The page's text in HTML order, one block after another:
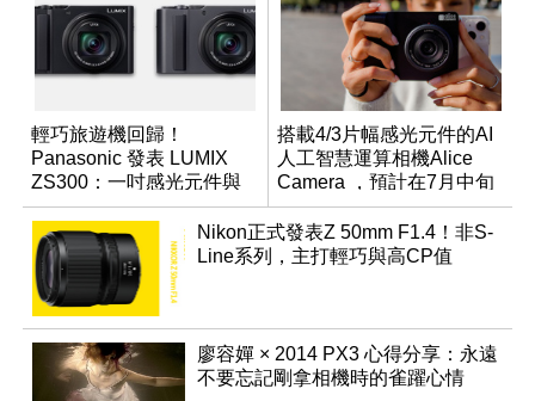
輕巧旅遊機回歸！
Panasonic 發表 LUMIX
ZS300：一吋感光元件與
15 倍光學變焦
搭載4/3片幅感光元件的AI
人工智慧運算相機Alice
Camera ，預計在7月中旬
開始交貨！
Nikon正式發表Z 50mm F1.4！非S-
Line系列，主打輕巧與高CP值
廖容嬋 × 2014 PX3 心得分享：永遠
不要忘記剛拿相機時的雀躍心情